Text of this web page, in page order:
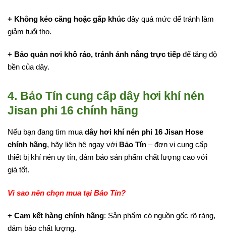
+ Không kéo căng hoặc gấp khúc dây quá mức để tránh làm
giảm tuổi thọ.
+ Bảo quản nơi khô ráo, tránh ánh nắng trực tiếp để tăng độ
bền của dây.
4. Bảo Tín cung cấp dây hơi khí nén
Jisan phi 16 chính hãng
Nếu bạn đang tìm mua dây hơi khí nén phi 16 Jisan Hose
chính hãng, hãy liên hệ ngay với Bảo Tín – đơn vị cung cấp
thiết bị khí nén uy tín, đảm bảo sản phẩm chất lượng cao với
giá tốt.
Vì sao nên chọn mua tại Bảo Tín?
+ Cam kết hàng chính hãng: Sản phẩm có nguồn gốc rõ ràng,
đảm bảo chất lượng.